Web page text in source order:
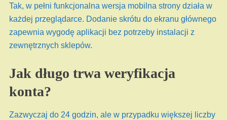
Tak, w pełni funkcjonalna wersja mobilna strony działa w
każdej przeglądarce. Dodanie skrótu do ekranu głównego
zapewnia wygodę aplikacji bez potrzeby instalacji z
zewnętrznych sklepów.
Jak długo trwa weryfikacja
konta?
Zazwyczaj do 24 godzin, ale w przypadku większej liczby